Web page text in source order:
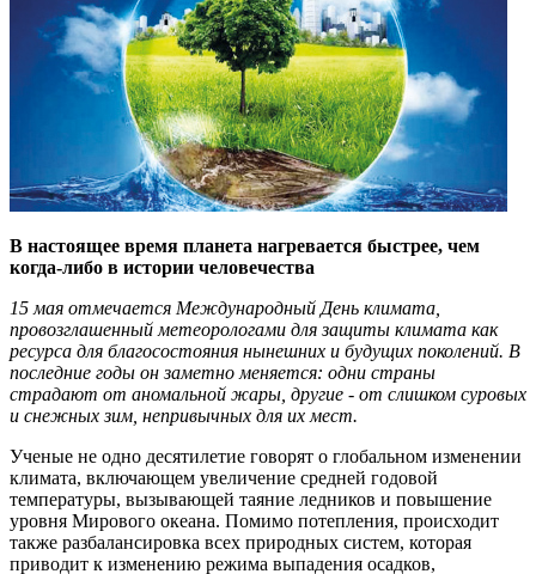
В настоящее время планета нагревается быстрее, чем
когда-либо в истории человечества
15 мая отмечается Международный День климата,
провозглашенный метеорологами для защиты климата как
ресурса для благосостояния нынешних и будущих поколений. В
последние годы он заметно меняется: одни страны
страдают от аномальной жары, другие - от слишком суровых
и снежных зим, непривычных для их мест.
Ученые не одно десятилетие говорят о глобальном изменении
климата, включающем увеличение средней годовой
температуры, вызывающей таяние ледников и повышение
уровня Мирового океана. Помимо потепления, происходит
также разбалансировка всех природных систем, которая
приводит к изменению режима выпадения осадков,